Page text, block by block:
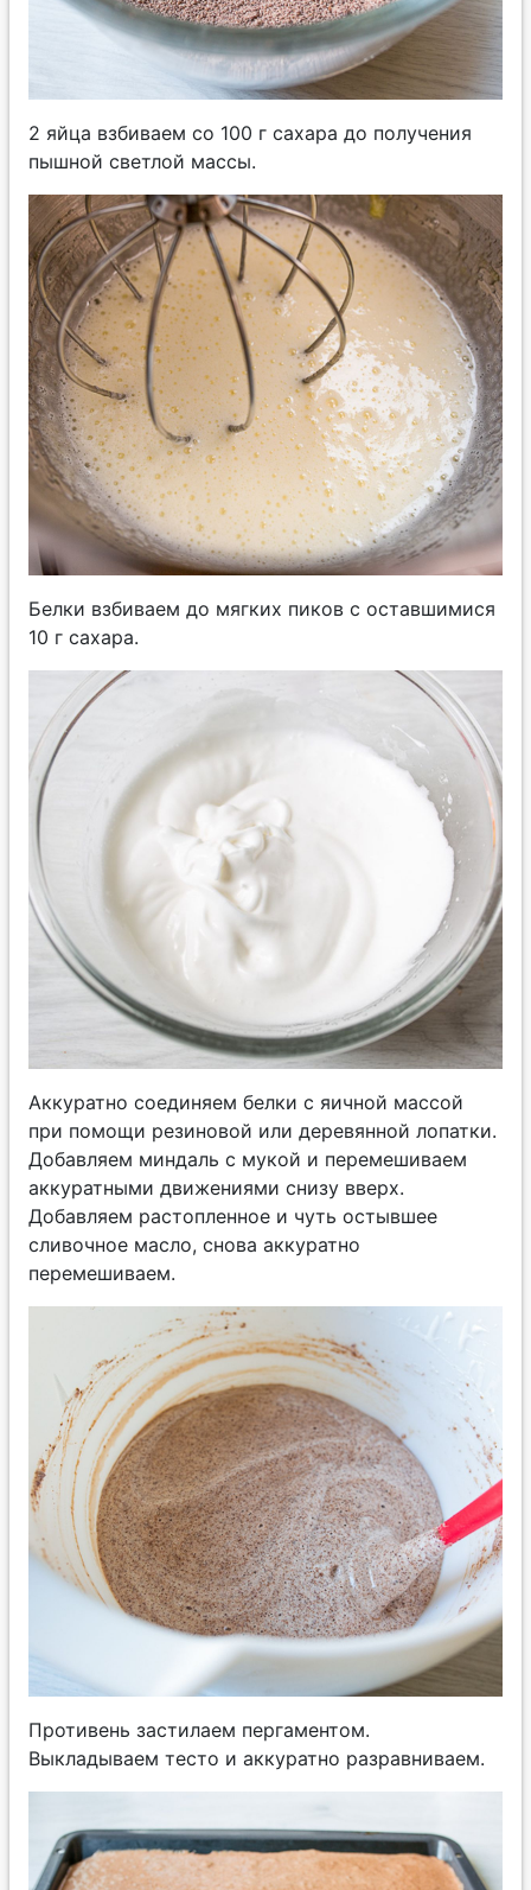
2 яйца взбиваем со 100 г сахара до получения
пышной светлой массы.
Белки взбиваем до мягких пиков с оставшимися
10 г сахара.
Аккуратно соединяем белки с яичной массой
при помощи резиновой или деревянной лопатки.
Добавляем миндаль с мукой и перемешиваем
аккуратными движениями снизу вверх.
Добавляем растопленное и чуть остывшее
сливочное масло, снова аккуратно
перемешиваем.
Противень застилаем пергаментом.
Выкладываем тесто и аккуратно разравниваем.